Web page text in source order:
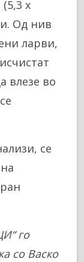
х
Од нив
ларви,
влезе во
се
го
со Васко